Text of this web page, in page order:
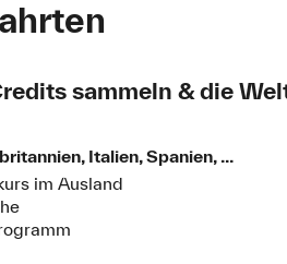
sammeln & die
Italien, Spanien, ...
im Ausland